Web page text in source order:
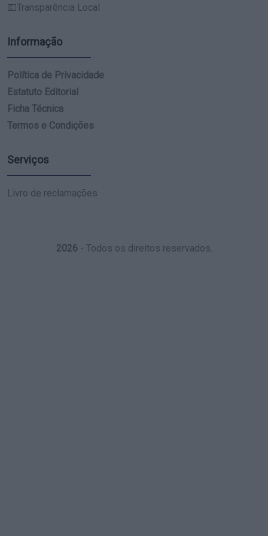
💶Transparência Local
Informação
Política de Privacidade
Estatuto Editorial
Ficha Técnica
Termos e Condições
Serviços
Livro de reclamações
2026- Todos os direitos reservados.